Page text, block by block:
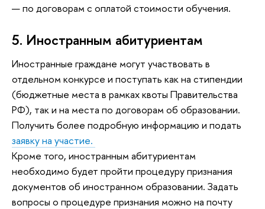
по договорам с оплатой стоимости обучения.
5. Иностранным абитуриентам
Иностранные граждане могут участвовать в
отдельном конкурсе и поступать как на стипендии
(бюджетные места в рамках квоты Правительства
РФ), так и на места по договорам об образовании.
Получить более подробную информацию и подать
заявку на участие.
Кроме того, иностранным абитуриентам
необходимо будет пройти процедуру признания
документов об иностранном образовании. Задать
вопросы о процедуре признания можно на почту